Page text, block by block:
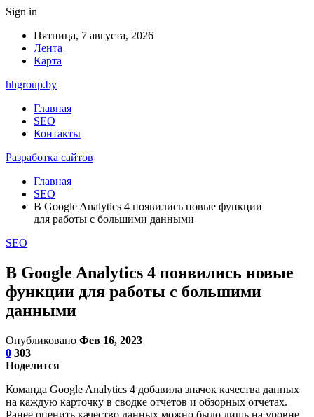
Sign in
Пятница, 7 августа, 2026
Лента
Карта
hhgroup.by
Главная
SEO
Контакты
Разработка сайтов
Главная
SEO
В Google Analytics 4 появились новые функции
для работы с большими данными
SEO
В Google Analytics 4 появились новые
функции для работы с большими
данными
Опубликовано Фев 16, 2023
0 303
Поделится
Команда Google Analytics 4 добавила значок качества данных
на каждую карточку в сводке отчетов и обзорных отчетах.
Ранее оценить качество данных можно было лишь на уровне